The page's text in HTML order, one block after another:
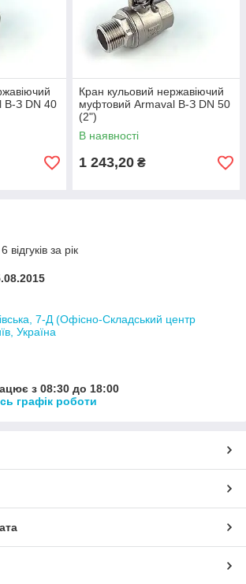
В-З DN 40
Кран кульовий нержавіючий
муфтовий Armaval В-З DN 50
(2")
В наявності
1 243,20 ₴
за рік
7-Д (Офісно-Складський центр
Україна
з 08:30 до 18:00
графік роботи